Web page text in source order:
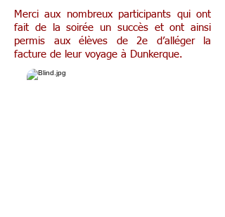
Merci aux nombreux participants qui ont
fait de la soirée un succès et ont ainsi
permis aux élèves de 2e d’alléger la
facture de leur voyage à Dunkerque.